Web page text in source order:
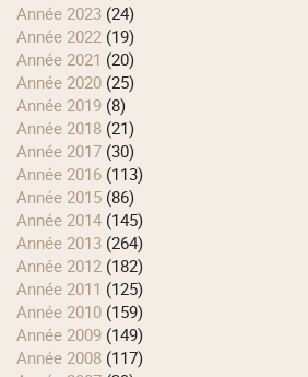
année 2023 (24)
année 2022 (19)
année 2021 (20)
année 2020 (25)
année 2019 (8)
année 2018 (21)
année 2017 (30)
année 2016 (113)
année 2015 (86)
année 2014 (145)
année 2013 (264)
année 2012 (182)
année 2011 (125)
année 2010 (159)
année 2009 (149)
année 2008 (117)